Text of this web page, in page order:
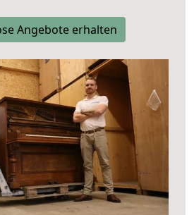
Angebote erhalten